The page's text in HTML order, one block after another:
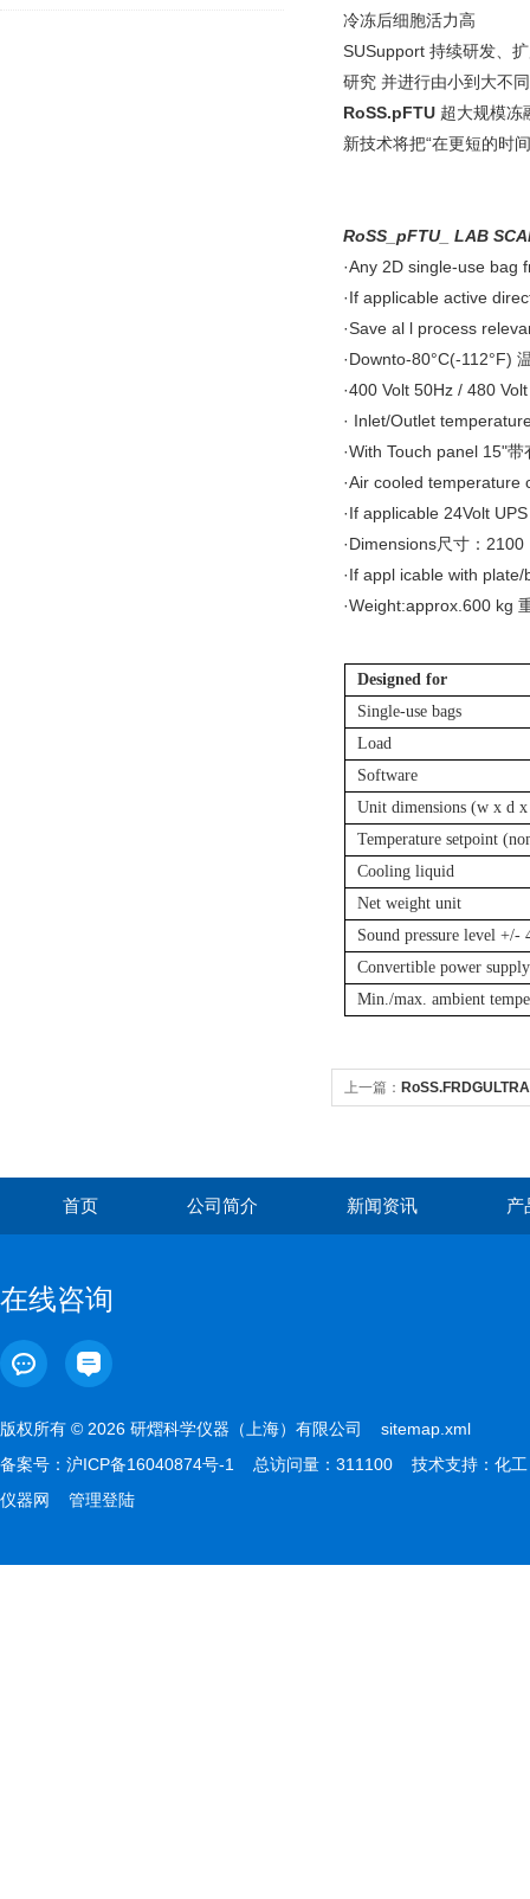
冷冻后细胞活力高
SUSupport 持续研发、
研究 并进行由小到大不
RoSS.pFTU 超大规模冻
新技术将把“在更短的时
RoSS_pFTU_ LAB
·Any 2D single-use bag
·If applicable active
·Save al l process
·Downto-80°C(-112°F)
·400 Volt 50Hz / 480
· Inlet/Outlet
·With Touch panel 15"
·Air cooled temperature
·If applicable 24Volt
·Dimensions尺寸：
·If appl icable with
·Weight:approx.600 kg
Designed for
Single-use bags
Load
Software
Unit dimensions (w x d
Temperature setpoint
Cooling liquid
Net weight unit
Sound pressure level +/-
Convertible power supply
Min./max. ambient
上一篇：
首页 公司简介 新闻资讯 产
在线咨询
版权所有 © 2026 研熠科学仪器（上海）有限公司 sitemap.xml
备案号： 沪ICP备16040874号-1 总访问量：311100 技术支持： 化工
仪器网
管理登陆